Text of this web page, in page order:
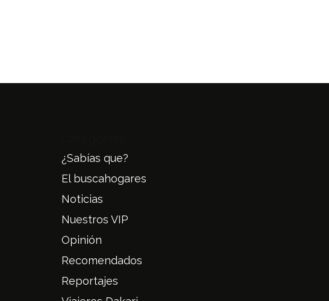
¿Sabías que?
El buscahogares
Noticias
Nuestros VIP
Opinión
Recomendados
Reportajes